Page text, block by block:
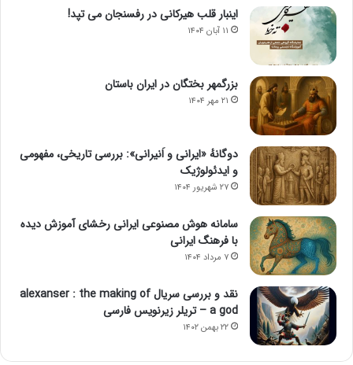
اینبار قلب هیرکانی در رفسنجان می تپد!
۱۱ آبان ۱۴۰۴
بزرگمهر بختگان در ایران باستان
۲۱ مهر ۱۴۰۴
دوگانهٔ «ایرانی و اَنیرانی»: بررسی تاریخی، مفهومی
و ایدئولوژیک
۲۷ شهریور ۱۴۰۴
سامانه هوش مصنوعی ایرانی رخشای آموزش دیده
با فرهنگ ایرانی
۷ مرداد ۱۴۰۴
نقد و بررسی سریال alexanser : the making of
a god – تریلر زیرنویس فارسی
۲۲ بهمن ۱۴۰۲